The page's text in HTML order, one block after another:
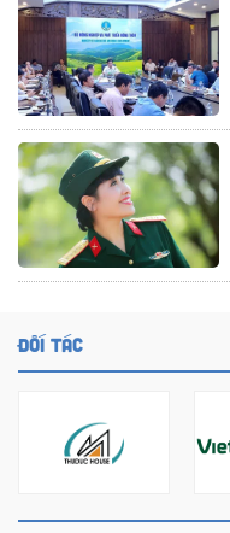
ĐỐI TÁC